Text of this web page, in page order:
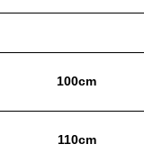
100cm
110cm